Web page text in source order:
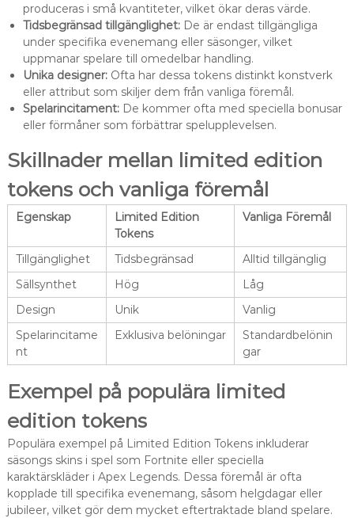
produceras i små kvantiteter, vilket ökar deras värde.
Tidsbegränsad tillgänglighet:De är endast tillgängliga
under specifika evenemang eller säsonger, vilket
uppmanar spelare till omedelbar handling.
Unika designer:Ofta har dessa tokens distinkt konstverk
eller attribut som skiljer dem från vanliga föremål.
Spelarincitament:De kommer ofta med speciella bonusar
eller förmåner som förbättrar spelupplevelsen.
Skillnader mellan limited edition
tokens och vanliga föremål
Egenskap
Limited Edition
Tokens
Vanliga Föremål
Tillgänglighet Tidsbegränsad
Alltid tillgänglig
Sällsynthet
Hög
Låg
Design
Unik
Vanlig
Spelarincitame
nt
Exklusiva belöningar
Standardbelönin
gar
Exempel på populära limited
edition tokens
Populära exempel på Limited Edition Tokens inkluderar
säsongs skins i spel som Fortnite eller speciella
karaktärskläder i Apex Legends. Dessa föremål är ofta
kopplade till specifika evenemang, såsom helgdagar eller
jubileer, vilket gör dem mycket eftertraktade bland spelare.